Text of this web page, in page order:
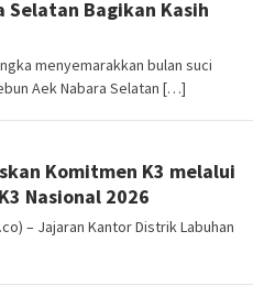
Selatan Bagikan Kasih
menyemarakkan bulan suci
Aek Nabara Selatan […]
Komitmen K3 melalui
Nasional 2026
– Jajaran Kantor Distrik Labuhan